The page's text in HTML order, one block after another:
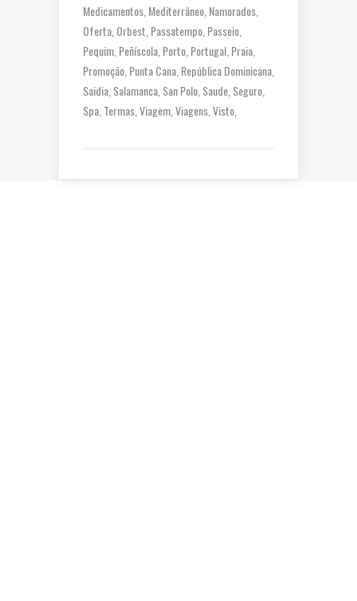
Medicamentos Mediterrâneo Namorados
Oferta Orbest Passatempo Passeio
Pequim Peñíscola Porto Portugal Praia
Promoção Punta Cana República Dominicana
Saidia Salamanca San Polo Saude Seguro
Spa Termas Viagem Viagens Visto